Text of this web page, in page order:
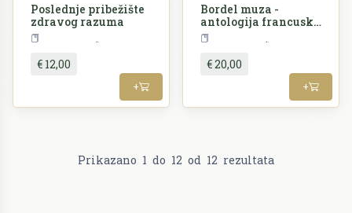
Poslednje pribežište
zdravog razuma
€ 12,00
+
Bordel muza -
antologija francuske
erotske poezije
€ 20,00
+
Prikazano 1 do 12 od 12 rezultata